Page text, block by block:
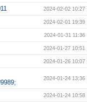
2024-02-02 10:27
2024-02-01 19:39
2024-01-31 11:36
2024-01-27 10:51
2024-01-26 10:07
2024-01-24 13:36
2024-01-24 10:58